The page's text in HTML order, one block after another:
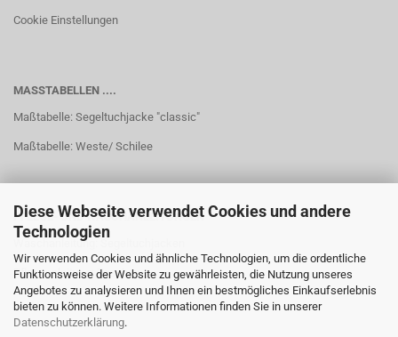
Diese Webseite verwendet Cookies und andere
Technologien
Wir verwenden Cookies und ähnliche Technologien, um die ordentliche
Funktionsweise der Website zu gewährleisten, die Nutzung unseres
Angebotes zu analysieren und Ihnen ein bestmögliches Einkaufserlebnis
bieten zu können. Weitere Informationen finden Sie in unserer
Datenschutzerklärung.
Cookie Einstellungen
MASSTABELLEN ....
Maßtabelle: Segeltuchjacke "classic"
Maßtabelle: Weste/ Schilee
PFLEGE- UND WASCHANLEITUNGEN
Waschanleitung: Segeltuchjacken
Pflegeanleitung: Taschen